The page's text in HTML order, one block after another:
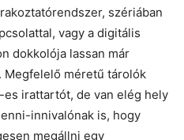
szériában
vagy a digitális
dokkolója lassan már
Megfelelő méretű tárolók
irattartót, de van elég hely
innivalónak is, hogy
megállni egy